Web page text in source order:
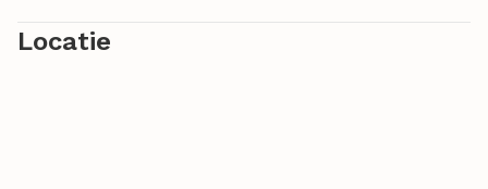
Locatie